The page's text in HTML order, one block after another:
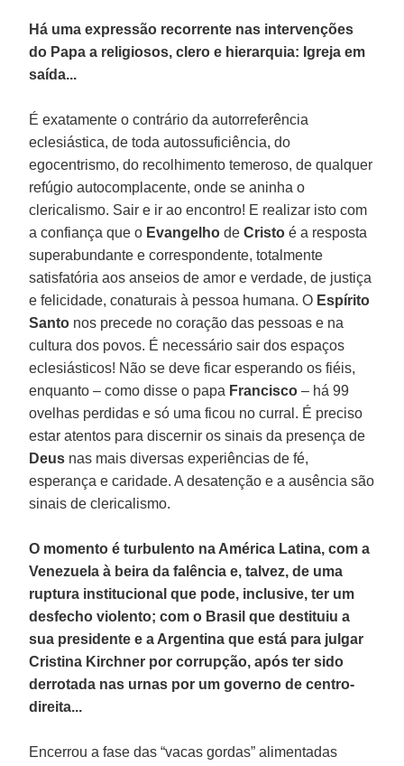
Há uma expressão recorrente nas intervenções
do Papa a religiosos, clero e hierarquia: Igreja em
saída...
É exatamente o contrário da autorreferência
eclesiástica, de toda autossuficiência, do
egocentrismo, do recolhimento temeroso, de qualquer
refúgio autocomplacente, onde se aninha o
clericalismo. Sair e ir ao encontro! E realizar isto com
a confiança que o Evangelho deCristo é a resposta
superabundante e correspondente, totalmente
satisfatória aos anseios de amor e verdade, de justiça
e felicidade, conaturais à pessoa humana. O Espírito
Santo nos precede no coração das pessoas e na
cultura dos povos. É necessário sair dos espaços
eclesiásticos! Não se deve ficar esperando os fiéis,
enquanto – como disse o papa Francisco – há 99
ovelhas perdidas e só uma ficou no curral. É preciso
estar atentos para discernir os sinais da presença de
Deus nas mais diversas experiências de fé,
esperança e caridade. A desatenção e a ausência são
sinais de clericalismo.
O momento é turbulento na América Latina, com a
Venezuela à beira da falência e, talvez, de uma
ruptura institucional que pode, inclusive, ter um
desfecho violento; com o Brasil que destituiu a
sua presidente e a Argentina que está para julgar
Cristina Kirchner por corrupção, após ter sido
derrotada nas urnas por um governo de centro-
direita...
Encerrou a fase das “vacas gordas” alimentadas